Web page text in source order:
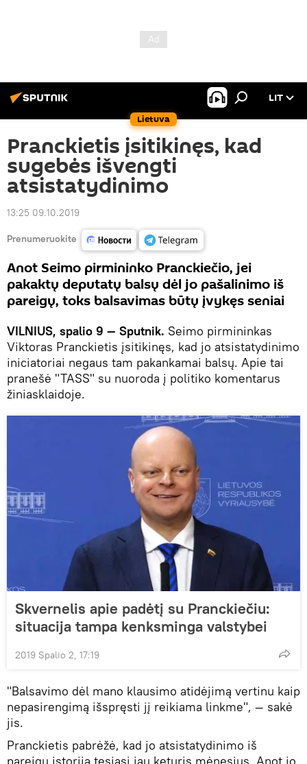
Lietuva
LIT
Pranckietis įsitikinęs, kad
sugebės išvengti
atsistatydinimo
13:25 09.10.2019
Prenumeruokite
Anot Seimo pirmininko Pranckiečio, jei
pakaktų deputatų balsų dėl jo pašalinimo iš
pareigų, toks balsavimas būtų įvykęs seniai
VILNIUS, spalio 9 — Sputnik. Seimo pirmininkas
Viktoras Pranckietis įsitikinęs, kad jo atsistatydinimo
iniciatoriai negaus tam pakankamai balsų. Apie tai
pranešė "TASS" su nuoroda į politiko komentarus
žiniasklaidoje.
Skvernelis apie padėtį su Pranckiečiu:
situacija tampa kenksminga valstybei
2019 Spalio 2, 17:19
"Balsavimo dėl mano klausimo atidėjimą vertinu kaip
nepasirengimą išspręsti jį reikiama linkme", — sakė
jis.
Pranckietis pabrėžė, kad jo atsistatydinimo iš